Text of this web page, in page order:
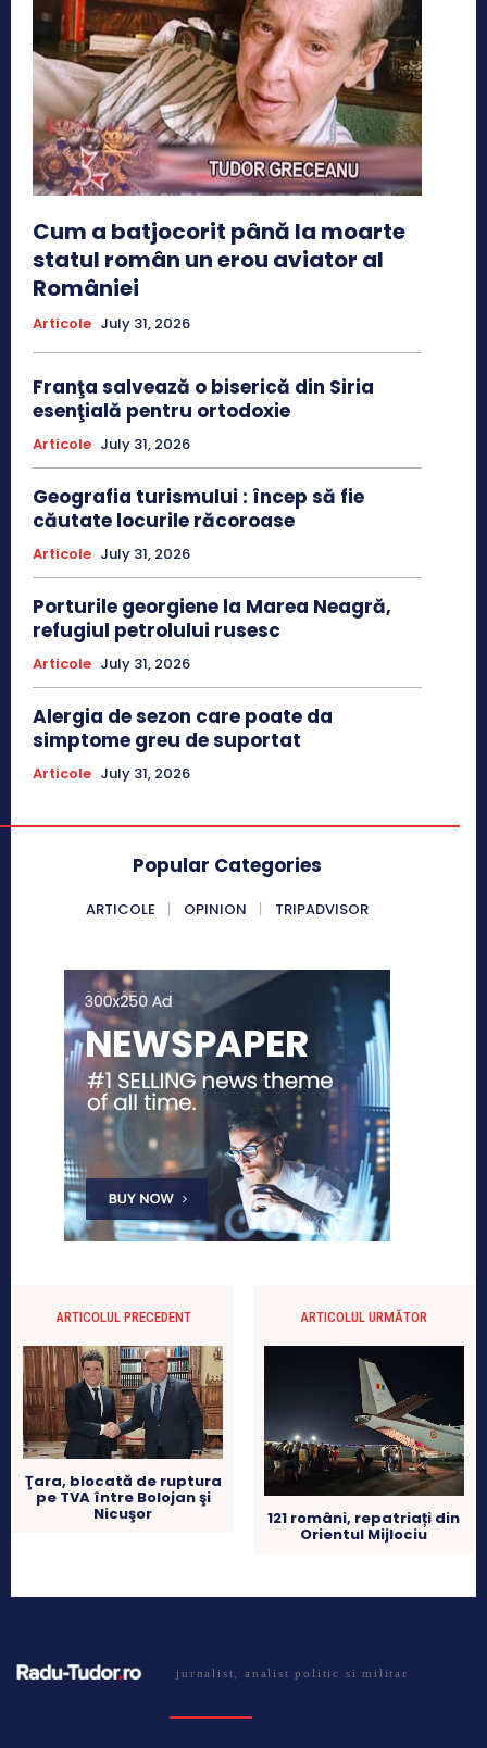
Cum a batjocorit până la moarte
statul român un erou aviator al
României
Articole July 31, 2026
Franţa salvează o biserică din Siria
esenţială pentru ortodoxie
Articole July 31, 2026
Geografia turismului : încep să fie
căutate locurile răcoroase
Articole July 31, 2026
Porturile georgiene la Marea Neagră,
refugiul petrolului rusesc
Articole July 31, 2026
Alergia de sezon care poate da
simptome greu de suportat
Articole July 31, 2026
Popular Categories
ARTICOLE OPINION TRIPADVISOR
ARTICOLUL PRECEDENT
Ţara, blocată de ruptura
pe TVA între Bolojan şi
Nicuşor
ARTICOLUL URMĂTOR
121 români, repatriați din
Orientul Mijlociu
jurnalist, analist politic si militar